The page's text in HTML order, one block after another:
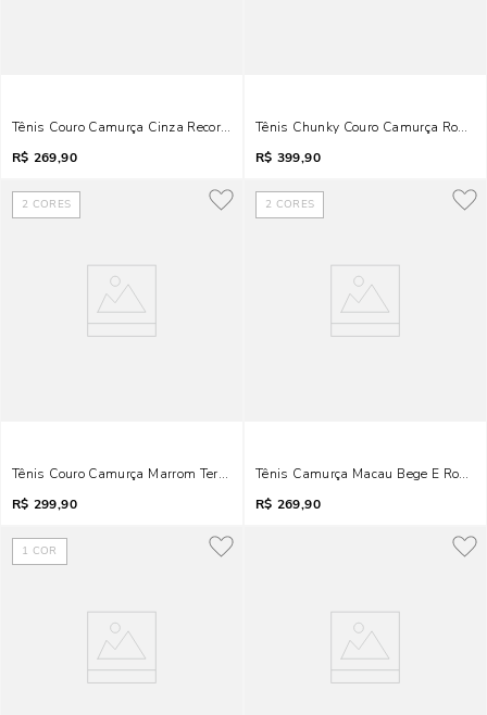
Tênis Couro Camurça Cinza Recorte Tramado
R$ 269,90
Tênis Chunky Couro Camurça Rosa
R$ 399,90
2 CORES
Tênis Couro Camurça Marrom Terracota
R$ 299,90
2 CORES
Tênis Camurça Macau Bege E Rosa
R$ 269,90
1 COR